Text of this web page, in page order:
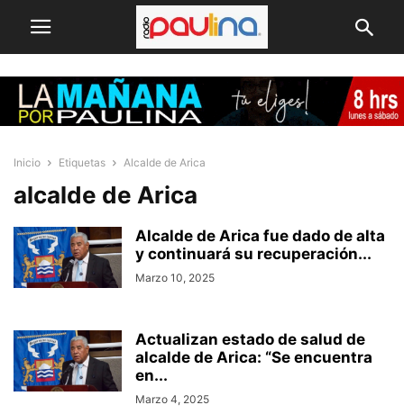
Inicio Etiquetas Alcalde de Arica
alcalde de Arica
Alcalde de Arica fue dado de alta
y continuará su recuperación...
Marzo 10, 2025
Actualizan estado de salud de
alcalde de Arica: “Se encuentra
en...
Marzo 4, 2025